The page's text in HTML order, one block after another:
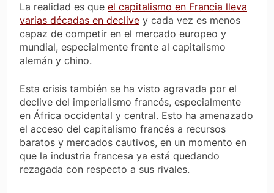
La realidad es que el capitalismo en Francia lleva
varias décadas en declive y cada vez es menos
capaz de competir en el mercado europeo y
mundial, especialmente frente al capitalismo
alemán y chino.
Esta crisis también se ha visto agravada por el
declive del imperialismo francés, especialmente
en África occidental y central. Esto ha amenazado
el acceso del capitalismo francés a recursos
baratos y mercados cautivos, en un momento en
que la industria francesa ya está quedando
rezagada con respecto a sus rivales.